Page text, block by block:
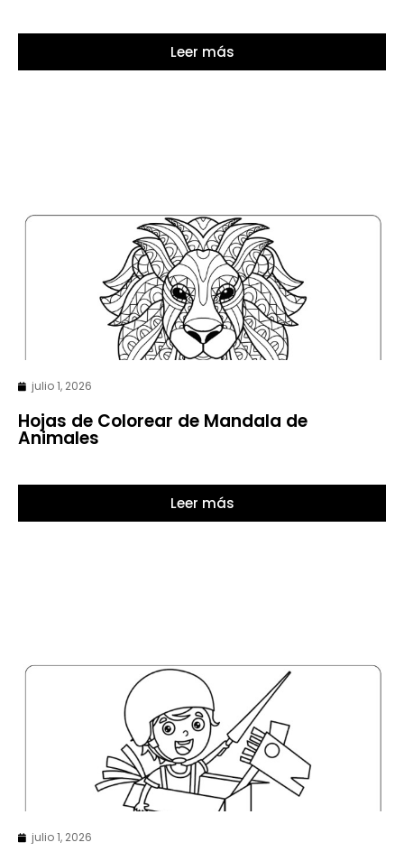
Leer más
julio 1, 2026
Hojas de Colorear de Mandala de
Animales
Leer más
julio 1, 2026